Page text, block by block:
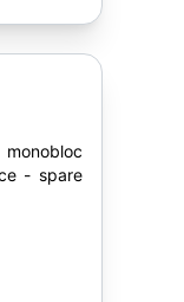
- spare